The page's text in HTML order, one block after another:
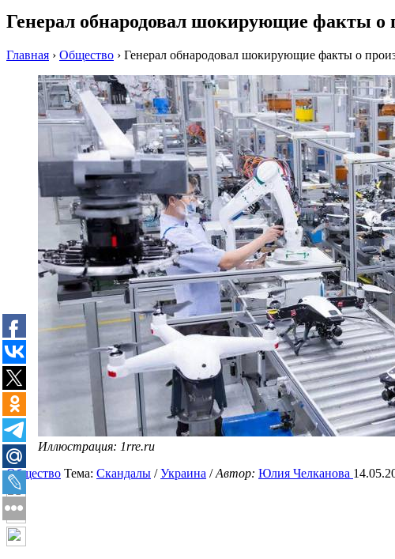
Генерал обнародовал шокирующие факты о
Главная › Общество › Генерал обнародовал шокирующие факты о
Иллюстрация: 1rre.ru
Общество Тема: Скандалы /Украина /Автор: Юлия Челканова